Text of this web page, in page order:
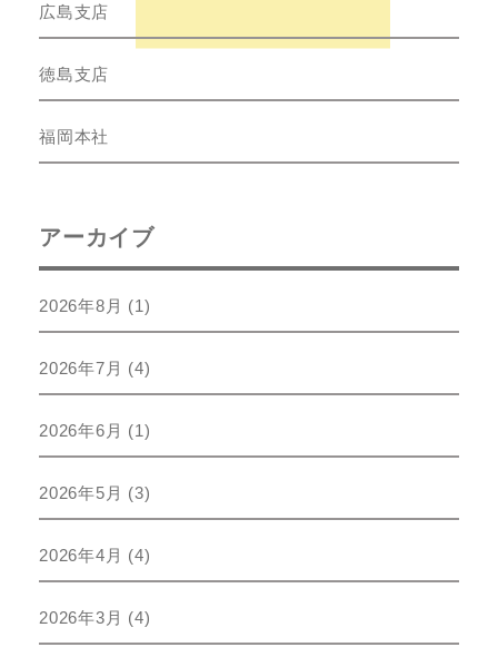
広島支店
徳島支店
福岡本社
アーカイブ
2026年8月 (1)
2026年7月 (4)
2026年6月 (1)
2026年5月 (3)
2026年4月 (4)
2026年3月 (4)